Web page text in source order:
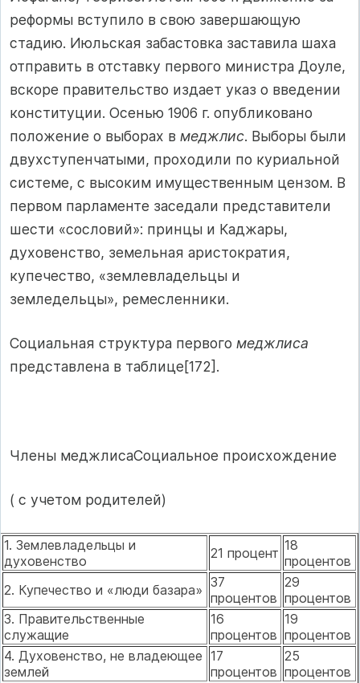
реформы вступило в свою завершающую
стадию. Июльская забастовка заставила шаха
отправить в отставку первого министра Доуле,
вскоре правительство издает указ о введении
конституции. Осенью 1906 г. опубликовано
положение о выборах в меджлис. Выборы были
двухступенчатыми, проходили по куриальной
системе, с высоким имущественным цензом. В
первом парламенте заседали представители
шести «сословий»: принцы и Каджары,
духовенство, земельная аристократия,
купечество, «землевладельцы и
земледельцы», ремесленники.
Социальная структура первого меджлиса
представлена в таблице[172].
Члены меджлисаСоциальное происхождение
( с учетом родителей)
1. Землевладельцы и
духовенство
21 процент 18
процентов
2. Купечество и «люди базара» 37
процентов
29
процентов
3. Правительственные
служащие
16
процентов
19
процентов
4. Духовенство, не владеющее
землей
17
процентов
25
процентов